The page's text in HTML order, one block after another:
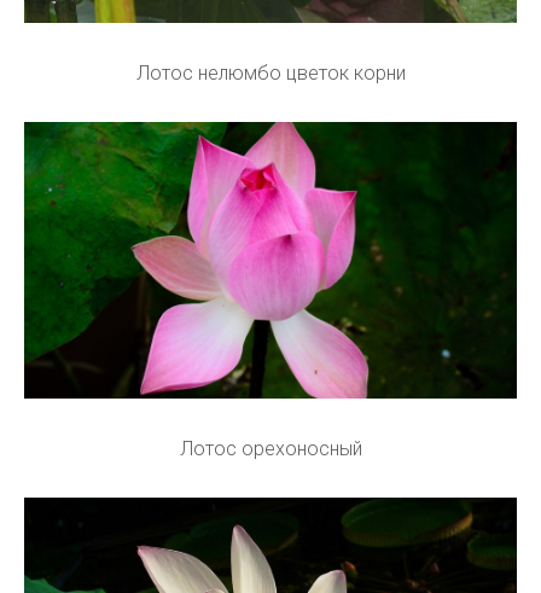
Лотос нелюмбо цветок корни
Лотос орехоносный